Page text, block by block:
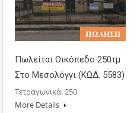
𝚷𝛀𝚲𝚮𝚺𝚮
Πωλείται Οικόπεδο 250τμ
Στο Μεσολόγγι (ΚΩΔ. 5583)
Τετραγωνικά: 250
More Details